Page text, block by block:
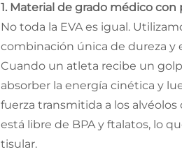
1. Material de grado médico
No toda la EVA es igual.
combinación única de dureza y
Cuando un atleta recibe un
absorber la energía cinética y
fuerza transmitida a los
está libre de BPA y ftalatos, lo
tisular.